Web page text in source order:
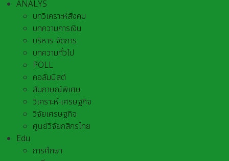
ANALYS
บทวิเคราะห์สังคม
บทความการเงิน
บริหาร-จัดการ
บทความทั่วไป
POLL
คอลัมนิสต์
สัมภาษณ์พิเศษ
วิเคราะห์-เศรษฐกิจ
วิจัยเศรษฐกิจ
ศูนย์วิจัยกสิกรไทย
Edu
การศึกษา